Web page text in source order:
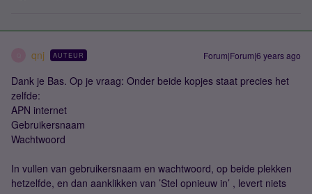
qnj AUTEUR Forum|Forum|6 years ago
Dank je Bas. Op je vraag: Onder beide kopjes staat precies het
zelfde:
APN internet
Gebruikersnaam
Wachtwoord
In vullen van gebruikersnaam en wachtwoord, op beide plekken
hetzelfde, en dan aanklikken van ’Stel opnieuw in’ , levert niets